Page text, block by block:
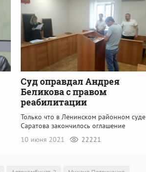
Суд оправдал Андрея
Беликова с правом
реабилитации
Только что в Ленинском районном суде
Саратова закончилось оглашение
10 июня 2021
22221